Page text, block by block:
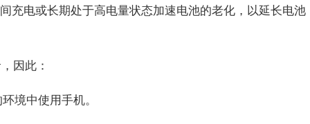
充电或长期处于高电量状态加速电池的老化，以延长电池
因此：
境中使用手机。